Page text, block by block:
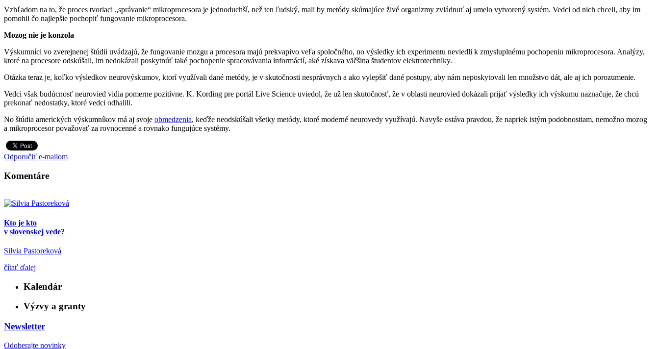
Vzhľadom na to, že proces tvoriaci „správanie“ mikroprocesora je jednoduchší, než ten ľudský, mali by metódy skúmajúce živé organizmy zvládnuť aj umelo vytvorený systém. Vedci od nich chceli, aby im
pomohli čo najlepšie pochopiť fungovanie mikroprocesora.
Mozog nie je konzola
Výskumníci vo zverejnenej štúdii uvádzajú, že fungovanie mozgu a procesora majú prekvapivo veľa spoločného, no výsledky ich experimentu neviedli k zmysluplnému pochopeniu mikroprocesora. Analýzy,
ktoré na procesore odskúšali, im nedokázali poskytnúť také pochopenie spracovávania informácií, aké získava väčšina študentov elektrotechniky.
Otázka teraz je, koľko výsledkov neurovýskumov, ktorí využívali dané metódy, je v skutočnosti nesprávnych a ako vylepšiť dané postupy, aby nám neposkytovali len množstvo dát, ale aj ich porozumenie.
Vedci však budúcnosť neurovied vidia pomerne pozitívne. K. Kording pre portál Live Science uviedol, že už len skutočnosť, že v oblasti neurovied dokázali prijať výsledky ich výskumu naznačuje, že chcú
prekonať nedostatky, ktoré vedci odhalili.
No štúdia amerických výskumníkov má aj svoje obmedzenia, keďže neodskúšali všetky metódy, ktoré moderné neurovedy využívajú. Navyše ostáva pravdou, že napriek istým podobnostiam, nemožno mozog
a mikroprocesor považovať za rovnocenné a rovnako fungujúce systémy.
Odporučiť e-mailom
Komentáre
Kto je kto
v slovenskej vede?
Silvia Pastoreková
čítať ďalej
Kalendár
Výzvy a granty
Newsletter
Odoberajte novinky